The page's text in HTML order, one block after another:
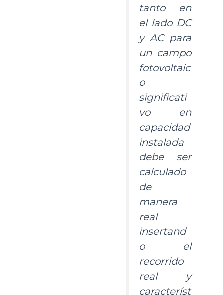
tanto en
el lado DC
y AC para
un campo
fotovoltaic
o
significati
vo en
capacidad
instalada
debe ser
calculado
de
manera
real
insertand
o el
recorrido
real y
característ